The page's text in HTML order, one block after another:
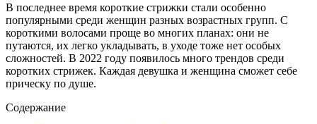
В последнее время короткие стрижки стали особенно
популярными среди женщин разных возрастных групп. С
короткими волосами проще во многих планах: они не
путаются, их легко укладывать, в уходе тоже нет особых
сложностей. В 2022 году появилось много трендов среди
коротких стрижек. Каждая девушка и женщина сможет себе
прическу по душе.
Содержание